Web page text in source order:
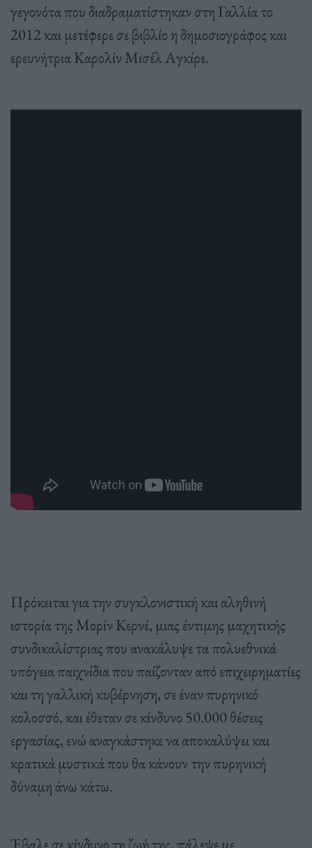
γεγονότα που διαδραματίστηκαν στη Γαλλία το
2012 και μετέφερε σε βιβλίο η δημοσιογράφος και
ερευνήτρια Καρολίν Μισέλ Αγκίρε.
Πρόκειται για την συγκλονιστική και αληθινή
ιστορία της Μορίν Κερνέ, μιας έντιμης μαχητικής
συνδικαλίστριας που ανακάλυψε τα πολυεθνικά
υπόγεια παιχνίδια που παίζονταν από επιχειρηματίες
και τη γαλλική κυβέρνηση, σε έναν πυρηνικό
κολοσσό, και έθεταν σε κίνδυνο 50.000 θέσεις
εργασίας, ενώ αναγκάστηκε να αποκαλύψει και
κρατικά μυστικά που θα κάνουν την πυρηνική
δύναμη άνω κάτω.